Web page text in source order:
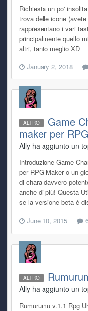
Richiesta un po'
trova delle icone
rappresentano i vari
principalmente quello
altri, tanto meglio XD
January 2, 2018
ALTRO
Game
maker per
Ally ha aggiunto un
Introduzione Game
per RPG Maker o un
di chara davvero
anche di più! Questa
se la versione beta è
June 10, 2015
ALTRO
Ally ha aggiunto un
Rumurumu v.1.1 Rpg